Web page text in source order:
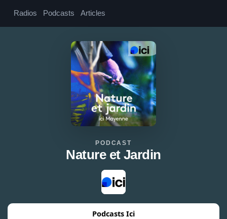
Radios Podcasts Articles
PODCAST
Nature et Jardin
Podcasts Ici